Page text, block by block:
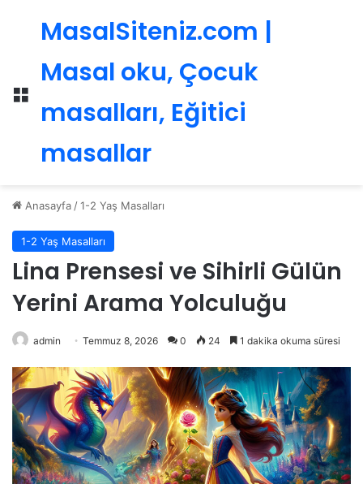
Menü
MasalSiteniz.com |
Masal oku, Çocuk
masalları, Eğitici
masallar
Anasayfa /1-2 Yaş Masalları
1-2 Yaş Masalları
Lina Prensesi ve Sihirli Gülün
Yerini Arama Yolculuğu
admin Temmuz 8, 2026 0 24 1 dakika okuma süresi